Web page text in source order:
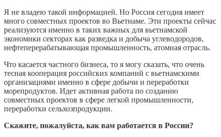
Я не владею такой информацией. Но Россия сегодня имеет
много совместных проектов во Вьетнаме. Эти проекты сейчас
реализуются именно в таких важных для вьетнамской
экономики секторах как разведка и добыча углеводородов,
нефтеперерабатывающая промышленность, атомная отрасль.
Что касается частного бизнеса, то я могу сказать, что очень
тесная кооперация российских компаний с вьетнамскими
организациями именно в сфере добычи и переработки
морепродуктов. Идет активная работа по созданию
совместных проектов в сфере легкой промышленности,
переработки сельхозпродукции.
Скажите, пожалуйста, как вам работается в России?